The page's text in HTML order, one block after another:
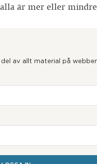
är mer eller
av allt material på